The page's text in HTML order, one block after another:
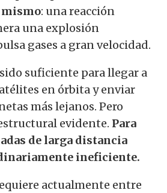
mismo: una reacción
una explosión
gases a gran velocidad.
suficiente para llegar a
en órbita y enviar
más lejanos. Pero
evidente. Para
de larga distancia
ineficiente.
actualmente entre